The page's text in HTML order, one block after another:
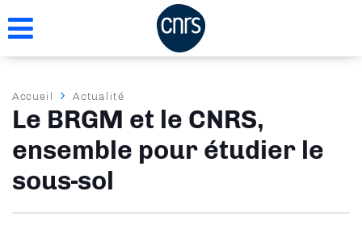
au
Fil
d'Ariane
Accueil Actualité
Le BRGM et le CNRS,
ensemble pour étudier le
sous-sol